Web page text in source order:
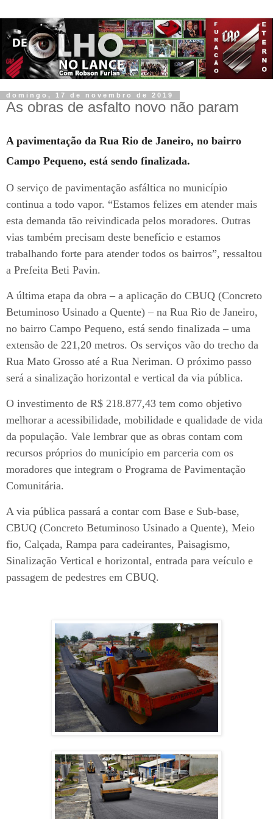
domingo, 17 de novembro de 2019
As obras de asfalto novo não param
A pavimentação da Rua Rio de Janeiro, no bairro
Campo Pequeno, está sendo finalizada.
O serviço de pavimentação asfáltica no município
continua a todo vapor. “Estamos felizes em atender mais
esta demanda tão reivindicada pelos moradores. Outras
vias também precisam deste benefício e estamos
trabalhando forte para atender todos os bairros”, ressaltou
a Prefeita Beti Pavin.
A última etapa da obra – a aplicação do CBUQ (Concreto
Betuminoso Usinado a Quente) – na Rua Rio de Janeiro,
no bairro Campo Pequeno, está sendo finalizada – uma
extensão de 221,20 metros. Os serviços vão do trecho da
Rua Mato Grosso até a Rua Neriman. O próximo passo
será a sinalização horizontal e vertical da via pública.
O investimento de R$ 218.877,43 tem como objetivo
melhorar a acessibilidade, mobilidade e qualidade de vida
da população. Vale lembrar que as obras contam com
recursos próprios do município em parceria com os
moradores que integram o Programa de Pavimentação
Comunitária.
A via pública passará a contar com Base e Sub-base,
CBUQ (Concreto Betuminoso Usinado a Quente), Meio
fio, Calçada, Rampa para cadeirantes, Paisagismo,
Sinalização Vertical e horizontal, entrada para veículo e
passagem de pedestres em CBUQ.